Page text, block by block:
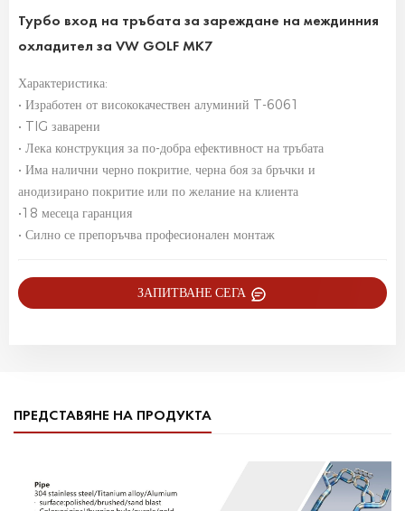
Турбо вход на тръбата за зареждане на междинния
охладител за VW GOLF MK7
Характеристика:
• Изработен от висококачествен алуминий T-6061
• TIG заварени
• Лека конструкция за по-добра ефективност на тръбата
• Има налични черно покритие, черна боя за бръчки и
анодизирано покритие или по желание на клиента
•18 месеца гаранция
• Силно се препоръчва професионален монтаж
ЗАПИТВАНЕ СЕГА
ПРЕДСТАВЯНЕ НА ПРОДУКТА